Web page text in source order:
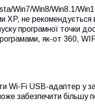
Win7/Win8/Win8.1/
XP, не рекомендується
програмної точки
як-от 360,
Wi-Fi USB-адаптер у
забезпечити більшу